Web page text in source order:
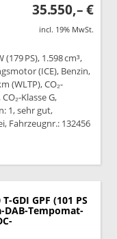
35.550,– €
incl. 19% MwSt.
(179 PS), 1.598 cm³,
(ICE), Benzin,
(WLTP), CO₂-
Klasse G,
1, sehr gut,
Fahrzeugnr.: 132456
GDI GPF (101 PS
DAB-Tempomat-